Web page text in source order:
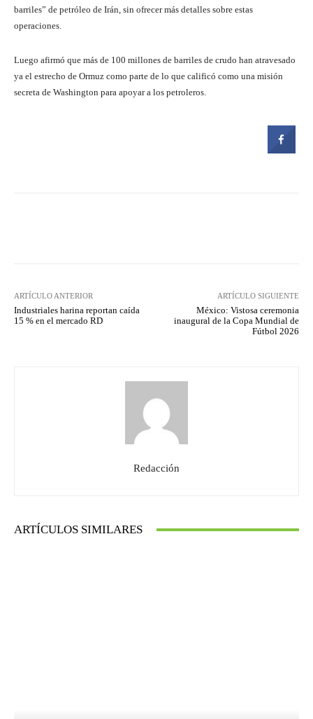
barriles” de petróleo de Irán, sin ofrecer más detalles sobre estas
operaciones.
Luego afirmó que más de 100 millones de barriles de crudo han atravesado
ya el estrecho de Ormuz como parte de lo que calificó como una misión
secreta de Washington para apoyar a los petroleros.
ARTÍCULO ANTERIOR
Industriales harina reportan caída
15 % en el mercado RD
ARTÍCULO SIGUIENTE
México: Vistosa ceremonia
inaugural de la Copa Mundial de
Fútbol 2026
Redacción
ARTÍCULOS SIMILARES